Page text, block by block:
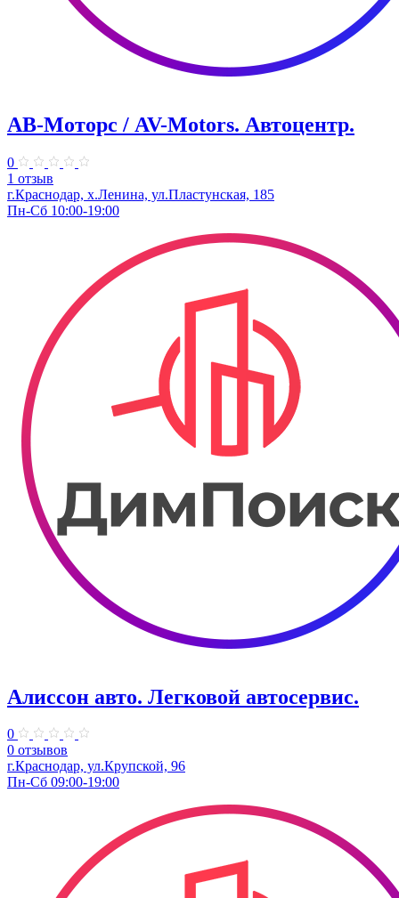
АВ-Моторс / AV-Motors. Автоцентр.
0
1 отзыв
г.Краснодар, х.Ленина, ул.Пластунская, 185
Пн-Сб 10:00-19:00
Алиссон авто. ​Легковой автосервис.
0
0 отзывов
​г.Краснодар, ул.Крупской, 96
Пн-Сб 09:00-19:00